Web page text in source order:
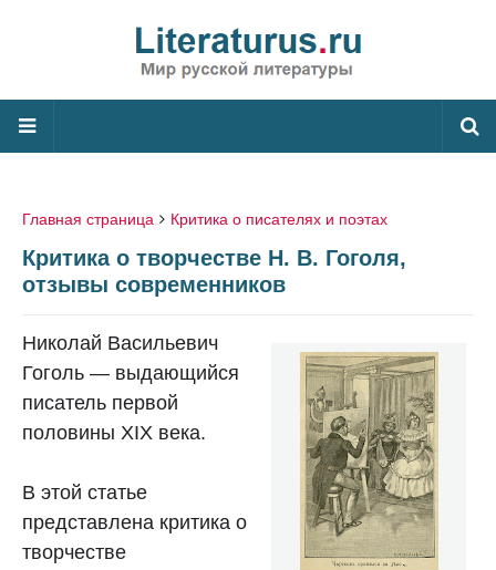
Главная страница Критика о писателях и поэтах
Критика о творчестве Н. В. Гоголя,
отзывы современников
Николай Васильевич
Гоголь — выдающийся
писатель первой
половины XIX века.
В этой статье
представлена критика о
творчестве